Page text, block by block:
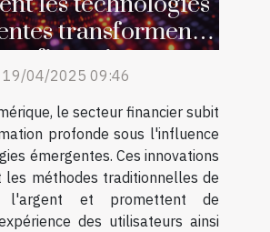
transforment
financier
19/04/2025 09:46
le secteur financier subit
profonde sous l'influence
émergentes. Ces innovations
les méthodes traditionnelles de
l'argent et promettent de
des utilisateurs ainsi